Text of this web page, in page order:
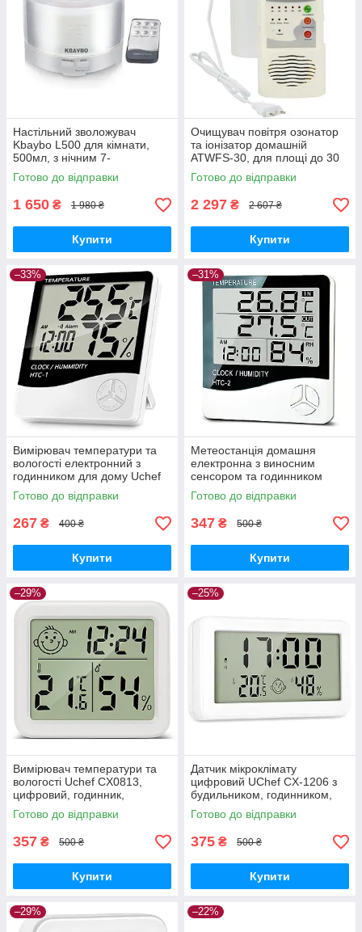
Настільний зволожувач
Kbaybo L500 для кімнати,
500мл, з нічним 7-
кольоровим LED
підсвічуванням, ПДУ
Готово до відправки
1 650 ₴ 1 980 ₴
Купити
Очищувач повітря озонатор
та іонізатор домашній
ATWFS-30, для площі до 30
м2 GoodPlace -worry-free-
shopping-
Готово до відправки
2 297 ₴ 2 607 ₴
Купити
–33%
Вимірювач температури та
вологості електронний з
годинником для дому Uchef
HTC-1 GoodPlace -worry-free-
shopping-
Готово до відправки
267 ₴ 400 ₴
Купити
–31%
Метеостанція домашня
електронна з виносним
сенсором та годинником
Uchef HTC-2, версія 2
GoodPlace -worry-free-
Готово до відправки
347 ₴ 500 ₴
Купити
–29%
Вимірювач температури та
вологості Uchef CX0813,
цифровий, годинник,
календар, комфорт
GoodPlace -worry-free-
Готово до відправки
357 ₴ 500 ₴
Купити
–25%
Датчик мікроклімату
цифровий UChef CX-1206 з
будильником, годинником,
календарем та рівнем
комфорту GoodPlace
Готово до відправки
375 ₴ 500 ₴
Купити
–29% –22%